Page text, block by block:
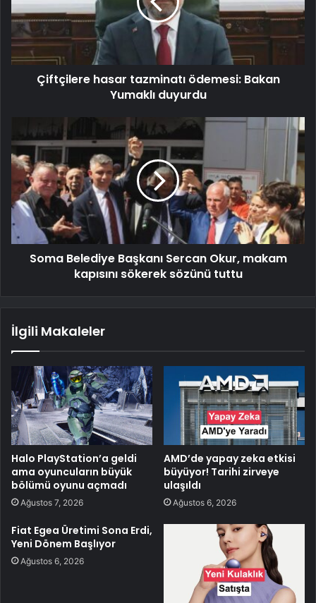
Çiftçilere hasar tazminatı ödemesi: Bakan
Yumaklı duyurdu
Soma Belediye Başkanı Sercan Okur, makam
kapısını sökerek sözünü tuttu
İlgili Makaleler
Halo PlayStation’a geldi
ama oyuncuların büyük
bölümü oyunu açmadı
Ağustos 7, 2026
AMD’de yapay zeka etkisi
büyüyor! Tarihi zirveye
ulaşıldı
Ağustos 6, 2026
Fiat Egea Üretimi Sona Erdi,
Yeni Dönem Başlıyor
Ağustos 6, 2026